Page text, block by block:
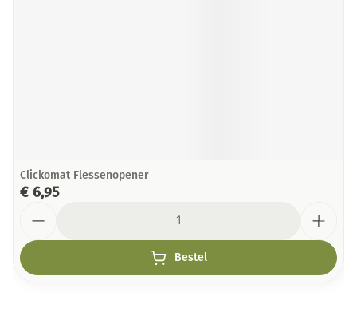
Clickomat Flessenopener
€ 6,95
Bestel